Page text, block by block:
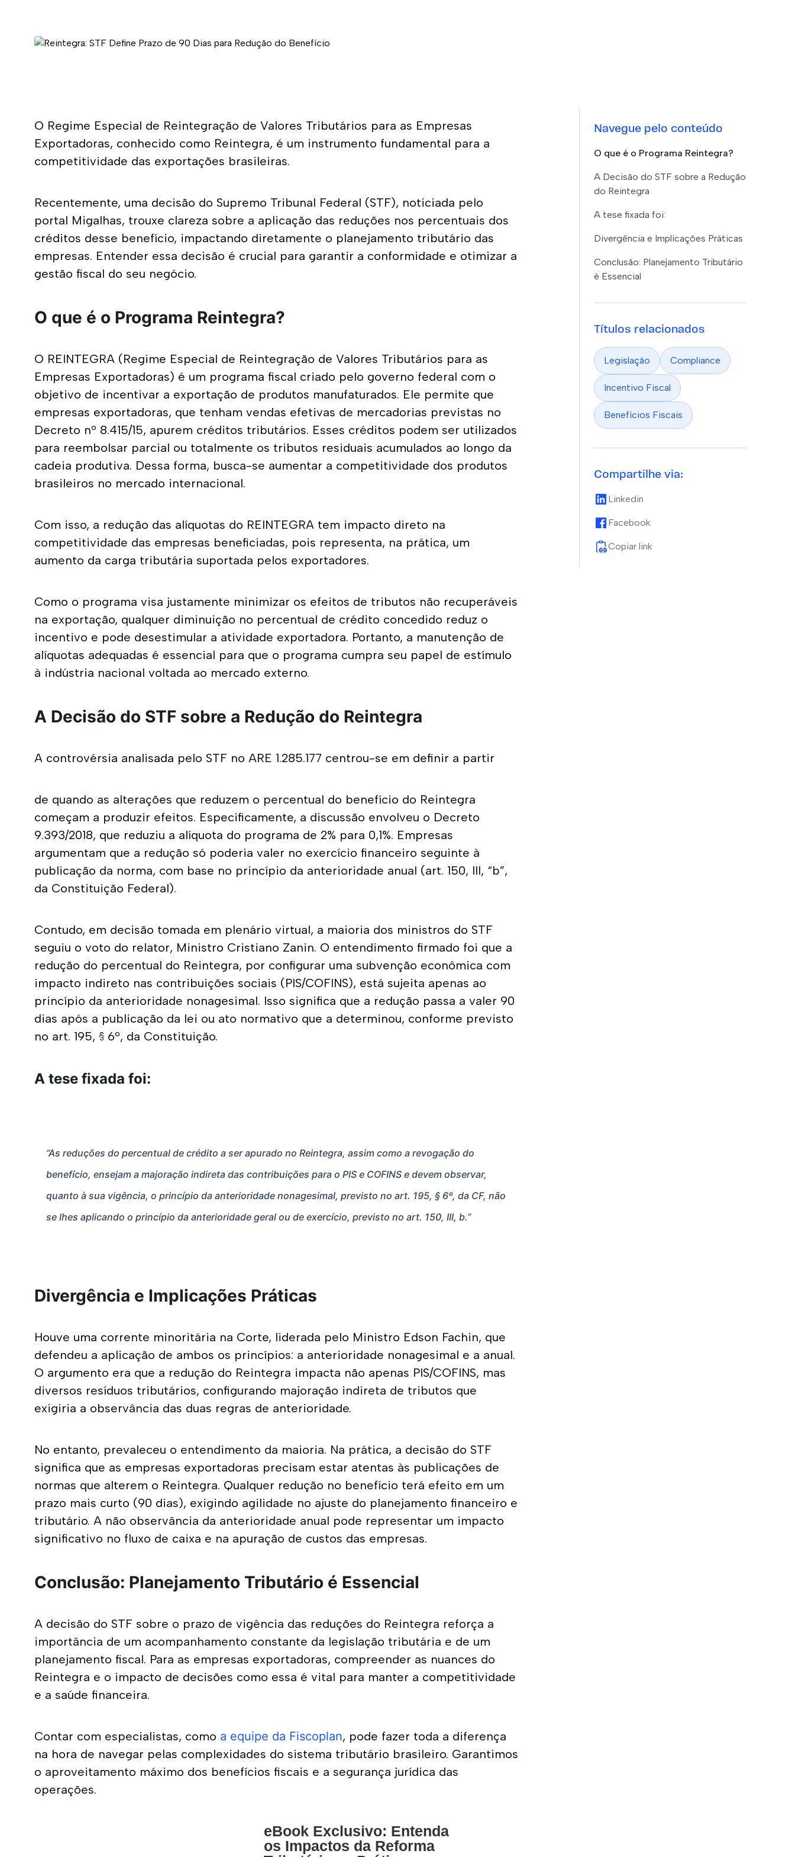
Clínicas Médicas
Equiparação Hospitalar - IRPJ/CSLL
Assessoria Previdenciária
O Regime Especial de Reintegração de Valores Tributários para as Empresas
Exportadoras, conhecido como Reintegra, é um instrumento fundamental para a
competitividade das exportações brasileiras.
Recentemente, uma decisão do Supremo Tribunal Federal (STF), noticiada pelo
portal Migalhas, trouxe clareza sobre a aplicação das reduções nos percentuais dos
créditos desse benefício, impactando diretamente o planejamento tributário das
empresas. Entender essa decisão é crucial para garantir a conformidade e otimizar a
gestão fiscal do seu negócio.
O que é o Programa Reintegra?
O REINTEGRA (Regime Especial de Reintegração de Valores Tributários para as
Empresas Exportadoras) é um programa fiscal criado pelo governo federal com o
objetivo de incentivar a exportação de produtos manufaturados. Ele permite que
empresas exportadoras, que tenham vendas efetivas de mercadorias previstas no
Decreto nº 8.415/15, apurem créditos tributários. Esses créditos podem ser utilizados
para reembolsar parcial ou totalmente os tributos residuais acumulados ao longo da
cadeia produtiva. Dessa forma, busca-se aumentar a competitividade dos produtos
brasileiros no mercado internacional.
Com isso, a redução das alíquotas do REINTEGRA tem impacto direto na
competitividade das empresas beneficiadas, pois representa, na prática, um
aumento da carga tributária suportada pelos exportadores.
Como o programa visa justamente minimizar os efeitos de tributos não recuperáveis
na exportação, qualquer diminuição no percentual de crédito concedido reduz o
incentivo e pode desestimular a atividade exportadora. Portanto, a manutenção de
alíquotas adequadas é essencial para que o programa cumpra seu papel de estímulo
à indústria nacional voltada ao mercado externo.
A Decisão do STF sobre a Redução do Reintegra
A controvérsia analisada pelo STF no ARE 1.285.177 centrou-se em definir a partir
de quando as alterações que reduzem o percentual do benefício do Reintegra
começam a produzir efeitos. Especificamente, a discussão envolveu o Decreto
9.393/2018, que reduziu a alíquota do programa de 2% para 0,1%. Empresas
argumentam que a redução só poderia valer no exercício financeiro seguinte à
publicação da norma, com base no princípio da anterioridade anual (art. 150, III, “b”,
da Constituição Federal).
Contudo, em decisão tomada em plenário virtual, a maioria dos ministros do STF
seguiu o voto do relator, Ministro Cristiano Zanin. O entendimento firmado foi que a
redução do percentual do Reintegra, por configurar uma subvenção econômica com
impacto indireto nas contribuições sociais (PIS/COFINS), está sujeita apenas ao
princípio da anterioridade nonagesimal. Isso significa que a redução passa a valer 90
dias após a publicação da lei ou ato normativo que a determinou, conforme previsto
no art. 195, § 6º, da Constituição.
A tese fixada foi:
“As reduções do percentual de crédito a ser apurado no Reintegra, assim como a revogação do
benefício, ensejam a majoração indireta das contribuições para o PIS e COFINS e devem observar,
quanto à sua vigência, o princípio da anterioridade nonagesimal, previsto no art. 195, § 6º, da CF, não
se lhes aplicando o princípio da anterioridade geral ou de exercício, previsto no art. 150, III, b.”
Divergência e Implicações Práticas
Houve uma corrente minoritária na Corte, liderada pelo Ministro Edson Fachin, que
defendeu a aplicação de ambos os princípios: a anterioridade nonagesimal e a anual.
O argumento era que a redução do Reintegra impacta não apenas PIS/COFINS, mas
diversos resíduos tributários, configurando majoração indireta de tributos que
exigiria a observância das duas regras de anterioridade.
No entanto, prevaleceu o entendimento da maioria. Na prática, a decisão do STF
significa que as empresas exportadoras precisam estar atentas às publicações de
normas que alterem o Reintegra. Qualquer redução no benefício terá efeito em um
prazo mais curto (90 dias), exigindo agilidade no ajuste do planejamento financeiro e
tributário. A não observância da anterioridade anual pode representar um impacto
significativo no fluxo de caixa e na apuração de custos das empresas.
Conclusão: Planejamento Tributário é Essencial
A decisão do STF sobre o prazo de vigência das reduções do Reintegra reforça a
importância de um acompanhamento constante da legislação tributária e de um
planejamento fiscal. Para as empresas exportadoras, compreender as nuances do
Reintegra e o impacto de decisões como essa é vital para manter a competitividade
e a saúde financeira.
Contar com especialistas, como a equipe da Fiscoplan, pode fazer toda a diferença
na hora de navegar pelas complexidades do sistema tributário brasileiro. Garantimos
o aproveitamento máximo dos benefícios fiscais e a segurança jurídica das
operações.
eBook Exclusivo: Entenda
os Impactos da Reforma
Navegue pelo conteúdo
O que é o Programa Reintegra?
A Decisão do STF sobre a Redução
do Reintegra
A tese fixada foi:
Divergência e Implicações Práticas
Conclusão: Planejamento Tributário
é Essencial
Títulos relacionados
Legislação Compliance
Incentivo Fiscal
Benefícios Fiscais
Compartilhe via:
Linkedin
Facebook
Copiar link